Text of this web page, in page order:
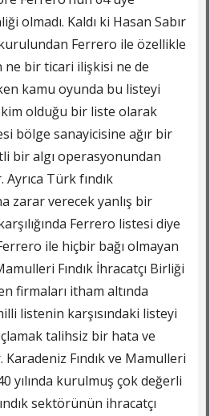
olmadı. Kaldı ki Hasan Sabır
Ferrero ile özellikle
ne bir ticari ilişkisi ne de
kamu oyunda bu listeyi
olduğu bir liste olarak
bölge sanayicisine ağır bir
bir algı operasyonundan
Türk fındık
zarar verecek yanlış bir
Ferrero listesi diye
ile hiçbir bağı olmayan
Fındık İhracatçı Birliği
firmaları itham altında
listenin karşısındaki listeyi
talihsiz bir hata ve
Fındık ve Mamulleri
yılında kurulmuş çok değerli
sektörünün ihracatçı